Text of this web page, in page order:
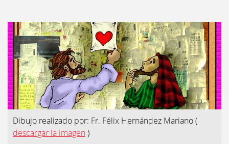
Dibujo realizado por: Fr. Félix Hernández Mariano(
descargar la imagen )